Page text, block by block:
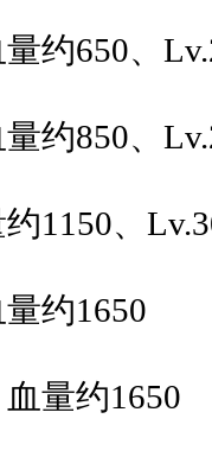
约650、
约850、
1150、
约1650
量约1650